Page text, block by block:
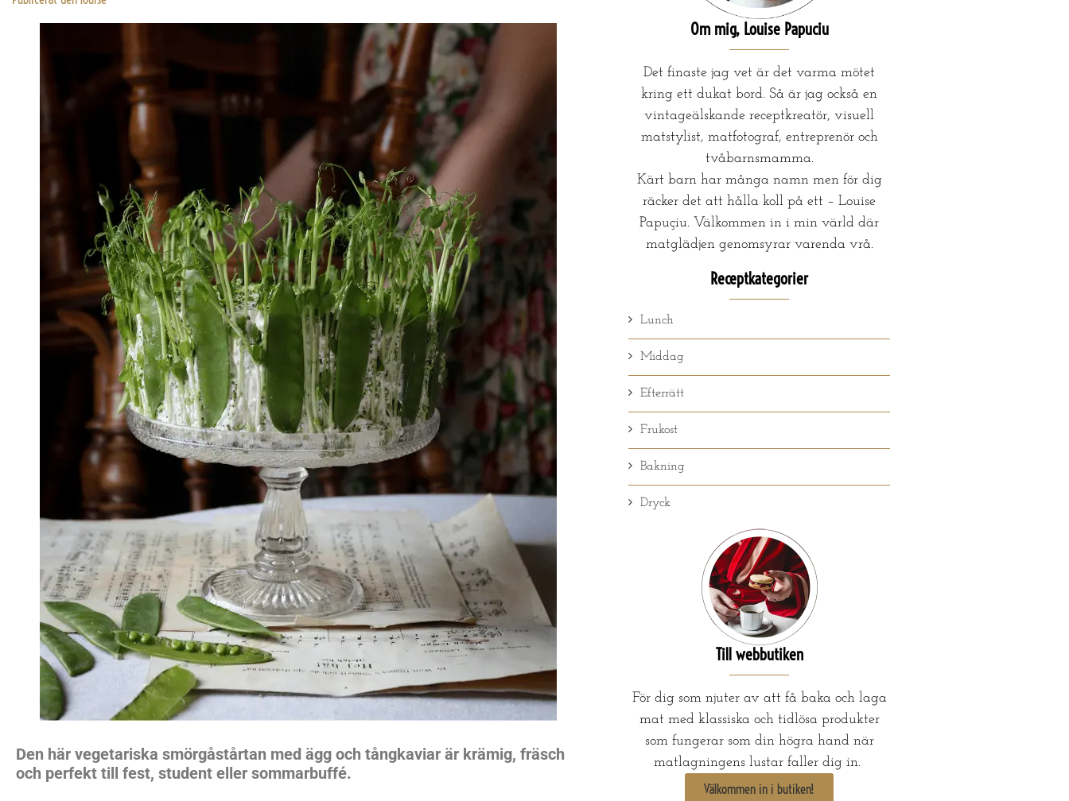
Den här vegetariska smörgåstårtan med ägg och tångkaviar är krämig, fräsch
och perfekt till fest, student eller sommarbuffé.
Om mig, Louise Papuciu
Det finaste jag vet är det varma mötet
kring ett dukat bord. Så är jag också en
vintageälskande receptkreatör, visuell
matstylist, matfotograf, entreprenör och
tvåbarnsmamma.
Kärt barn har många namn men för dig
räcker det att hålla koll på ett – Louise
Papuçiu. Välkommen in i min värld där
matglädjen genomsyrar varenda vrå.
Receptkategorier
Lunch
Middag
Efterrätt
Frukost
Bakning
Dryck
Till webbutiken
För dig som njuter av att få baka och laga
mat med klassiska och tidlösa produkter
som fungerar som din högra hand när
matlagningens lustar faller dig in.
Välkommen in i butiken!